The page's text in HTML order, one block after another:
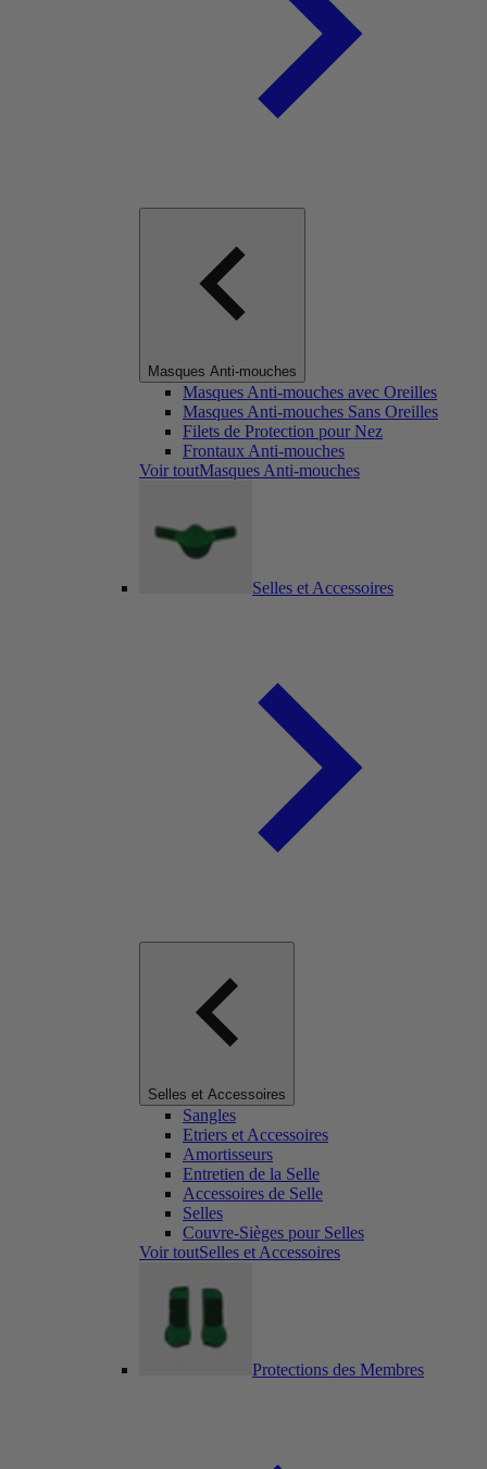
Masques Anti-mouches
Masques Anti-mouches avec Oreilles
Masques Anti-mouches Sans Oreilles
Filets de Protection pour Nez
Frontaux Anti-mouches
Voir toutMasques Anti-mouches
Selles et Accessoires
Selles et Accessoires
Sangles
Etriers et Accessoires
Amortisseurs
Entretien de la Selle
Accessoires de Selle
Selles
Couvre-Sièges pour Selles
Voir toutSelles et Accessoires
Protections des Membres